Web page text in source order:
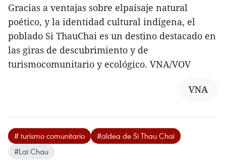
Gracias a ventajas sobre elpaisaje natural
poético, y la identidad cultural indígena, el
poblado Si ThauChai es un destino destacado en
las giras de descubrimiento y de
turismocomunitario y ecológico. VNA/VOV
VNA
# turismo comunitario
#aldea de Si Thau Chai
#Lai Chau